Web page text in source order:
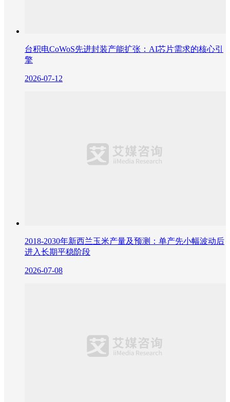
台积电CoWoS先进封装产能扩张：AI芯片需求的核心引
擎
2026-07-12
2018-2030年新西兰玉米产量及预测：单产先小幅波动后
进入长期平稳阶段
2026-07-08